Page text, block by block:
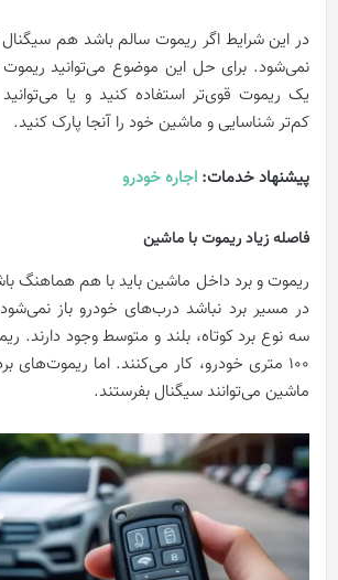
در این شرایط اگر ریموت سالم باشد هم سیگنال
نمی‌شود. برای حل این موضوع می‌توانید
یک ریموت قوی‌تر استفاده کنید و یا
کم‌تر شناسایی و ماشین خود را آنجا پارک کنید.
پیشنهاد خدمات: اجاره خودرو
فاصله زیاد ریموت با ماشین
ریموت و برد داخل ماشین باید با هم هماهنگ
در مسیر برد نباشد درب‌های خودرو باز
سه نوع برد کوتاه، بلند و متوسط وجود دارند.
ماشین می‌توانند سیگنال بفرستند.